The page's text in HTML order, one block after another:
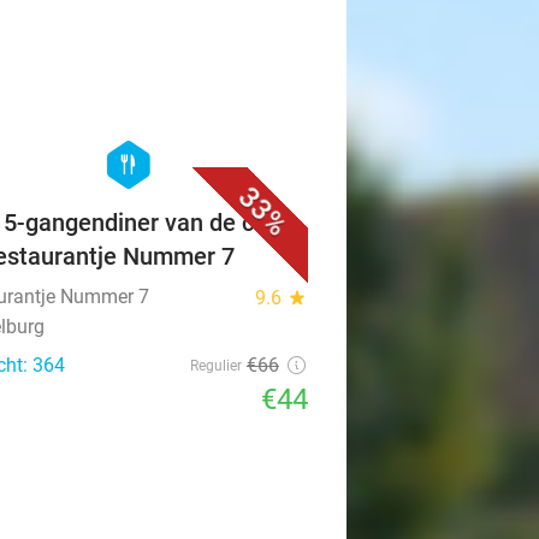
33%
hexagon
food
gangendiner van de chef
Nummer 7
Nummer 7 9.6 star
364
Regulier €66
€44